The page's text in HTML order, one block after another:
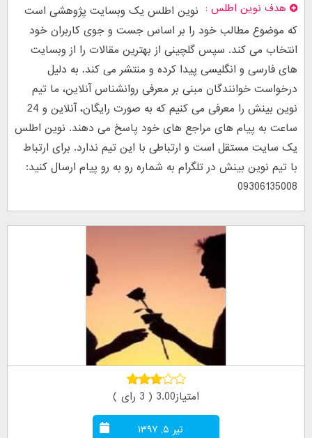
هدف نوین اطلس
نوین اطلس یک وبسایت پژوهشی است
که موضوع مطالب خود را بر اساس جست و جوی کاربران خود
انتخاب می کند. سپس گلچینی از بهترین مقالات را از وبسایت
های فارسی و انگلیسی پیدا کرده و منتشر می کند. به دلیل
درخواست خوانندگان مبنی بر معرفی روانشناس آنلاین، ما تیم
نوین بینش را معرفی می کنیم که به صورت رایگان، آنلاین و 24
ساعت به پیام های مراجع های خود پاسخ می دهند. نوین اطلس
یک سایت مستقل است و ارتباطی با این تیم ندارد. برای ارتباط
با تیم نوین بینش در تلگرام به شماره رو به رو پیام ارسال کنید:
09306135008
امتیاز3.00 ( 3 رای )
تیر ۵, ۱۳۹۷